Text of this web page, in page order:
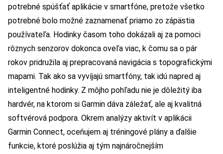
potrebné spúšťať aplikácie v smartfóne, pretože všetko
potrebné bolo možné zaznamenať priamo zo zápästia
používateľa. Hodinky časom toho dokázali aj za pomoci
rôznych senzorov dokonca oveľa viac, k čomu sa o pár
rokov pridružila aj prepracovaná navigácia s topografickými
mapami. Tak ako sa vyvíjajú smartfóny, tak idú napred aj
inteligentné hodinky. Z môjho pohľadu nie je dôležitý iba
hardvér, na ktorom si Garmin dáva záležať, ale aj kvalitná
softvérová podpora. Okrem analýzy aktivít v aplikácii
Garmin Connect, oceňujem aj tréningové plány a ďalšie
funkcie, ktoré poslúžia aj tým najnáročnejším